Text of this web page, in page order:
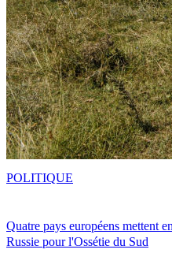
Quatre pays européens mettent
Russie pour l'Ossétie du Sud
POLITIQUE